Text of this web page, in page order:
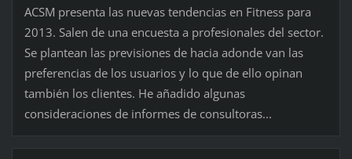
ACSM presenta las nuevas tendencias en Fitness para
2013. Salen de una encuesta a profesionales del sector.
Se plantean las previsiones de hacia adonde van las
preferencias de los usuarios y lo que de ello opinan
también los clientes. He añadido algunas
consideraciones de informes de consultoras...